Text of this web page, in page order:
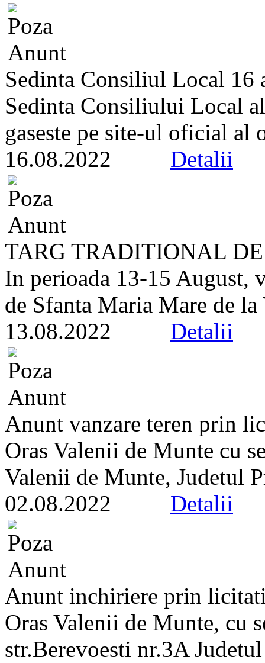
Sedinta Consiliul Local 16
Sedinta Consiliului Local
gaseste pe site-ul oficial al
16.08.2022 Detalii
TARG TRADITIONAL
In perioada 13-15 August,
de Sfanta Maria Mare de
13.08.2022 Detalii
Anunt vanzare teren prin
Oras Valenii de Munte cu
Valenii de Munte, Judetul
02.08.2022 Detalii
Anunt inchiriere prin
Oras Valenii de Munte, cu
str.Berevoesti nr.3A